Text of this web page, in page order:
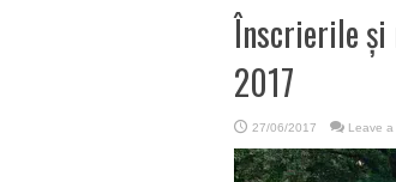
Înscrierile și
2017
27/06/2017 Leave a